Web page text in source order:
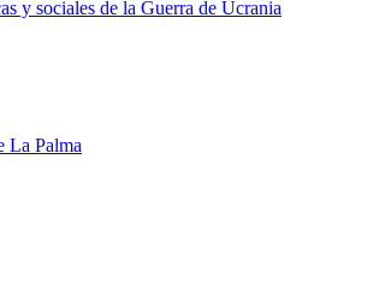
y sociales de la Guerra de Ucrania
La Palma